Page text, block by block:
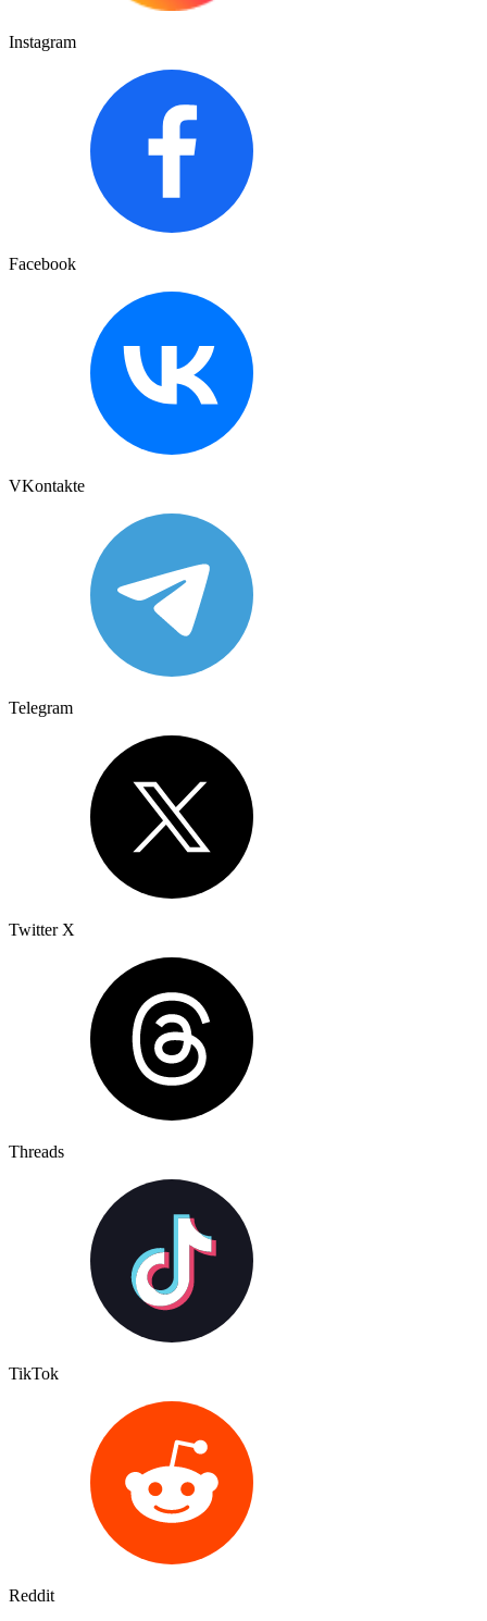
Instagram
Facebook
VKontakte
Telegram
Twitter X
Threads
TikTok
Reddit